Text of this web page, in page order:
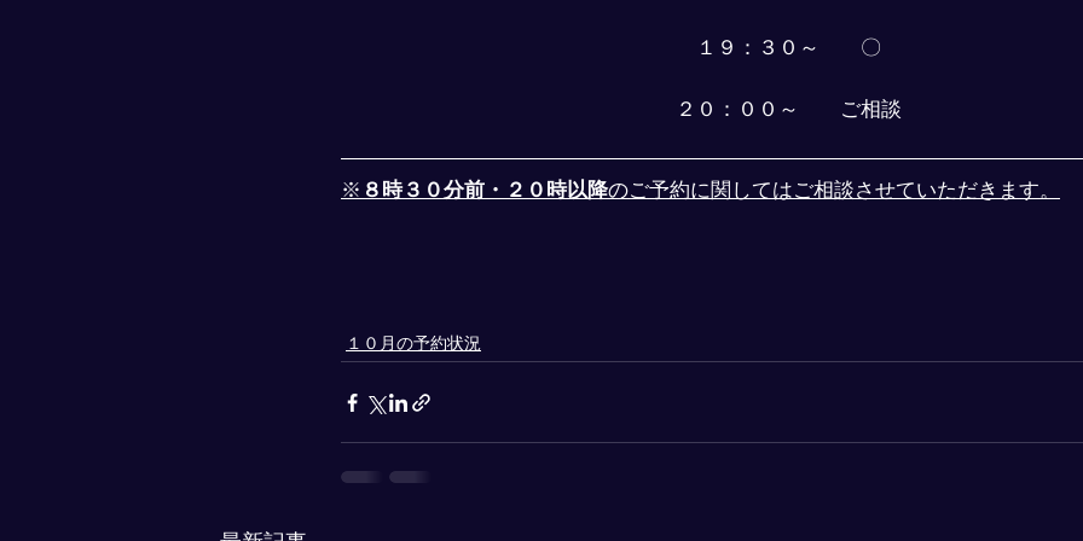
１９：３０～　　〇
２０：００～　　ご相談
※ ８時３０分前・２０時以降のご予約に関してはご相談させていただきます。
１０月の予約状況